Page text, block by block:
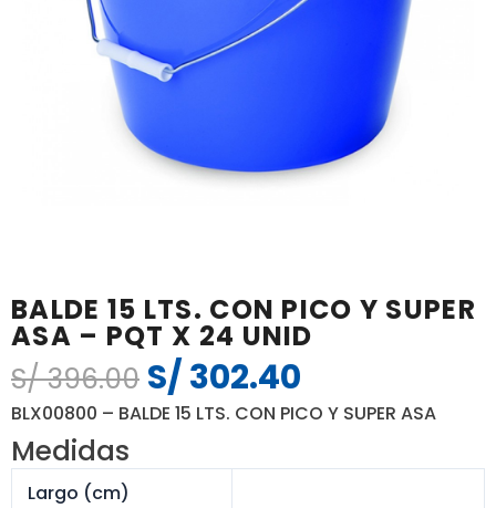
BALDE 15 LTS. CON PICO Y SUPER
ASA – PQT X 24 UNID
S/396.00 El
precio
era:
S/302.40
precio
es:
BLX00800 – BALDE 15 LTS. CON PICO Y SUPER ASA
Medidas
Largo (cm)